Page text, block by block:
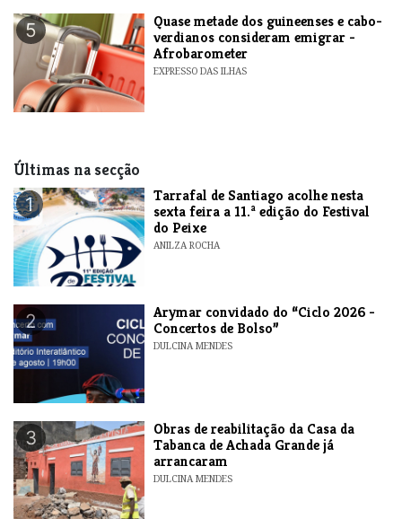
5
Quase metade dos guineenses e cabo-
verdianos consideram emigrar -
Afrobarometer
EXPRESSO DAS ILHAS
Últimas na secção
1
Tarrafal de Santiago acolhe nesta
sexta feira a 11.ª edição do Festival
do Peixe
ANILZA ROCHA
2
​Arymar convidado do “Ciclo 2026 -
Concertos de Bolso”
DULCINA MENDES
3
​Obras de reabilitação da Casa da
Tabanca de Achada Grande já
arrancaram
DULCINA MENDES